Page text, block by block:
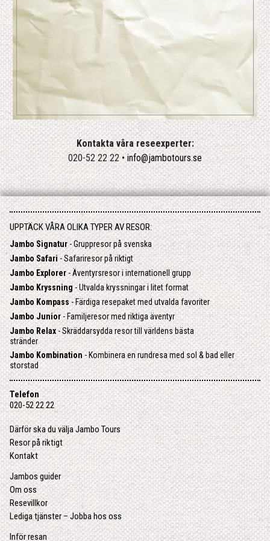
Kontakta våra reseexperter:
020-52 22 22 •info@jambotours.se
UPPTÄCK VÅRA OLIKA TYPER AV RESOR:
Jambo Signatur- Gruppresor på svenska
Jambo Safari- Safariresor på riktigt
Jambo Explorer- Äventyrsresor i internationell grupp
Jambo Kryssning- Utvalda kryssningar i litet format
Jambo Kompass- Färdiga resepaket med utvalda favoriter
Jambo Junior- Familjeresor med riktiga äventyr
Jambo Relax- Skräddarsydda resor till världens bästa
stränder
Jambo Kombination- Kombinera en rundresa med sol & bad eller
storstad
Telefon
020-52 22 22
Därför ska du välja Jambo Tours
Resor på riktigt
Kontakt
Jambos guider
Om oss
Resevillkor
Lediga tjänster – Jobba hos oss
Inför resan